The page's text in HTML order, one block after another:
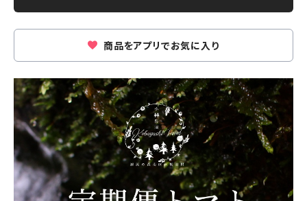
商品をアプリでお気に入り